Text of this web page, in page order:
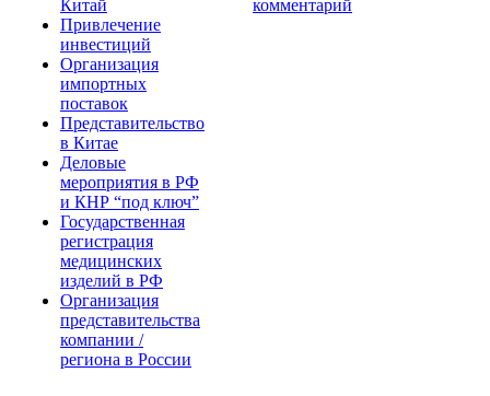
Китай
Привлечение
инвестиций
Организация
импортных
поставок
Представительство
в Китае
Деловые
мероприятия в РФ
и КНР “под ключ”
Государственная
регистрация
медицинских
изделий в РФ
Организация
представительства
компании /
региона в России
комментарий